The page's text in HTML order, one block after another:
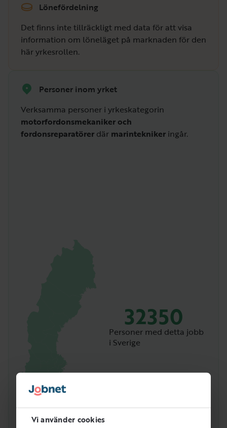
Vi använder cookies
Lönefördelning
Det finns inte tillräckligt med data för att visa
information om löneläget på marknaden för den
här yrkesrollen.
Personer inom yrket
Verksamma personer i yrkeskategorin
motorfordonsmekaniker och
fordonsreparatörer där marintekniker ingår.
32350
Personer med detta jobb
i Sverige